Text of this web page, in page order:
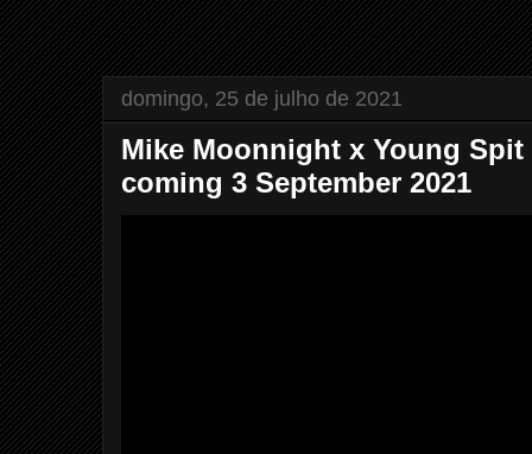
domingo, 25 de julho de 2021
Mike Moonnight x Young
coming 3 September 2021